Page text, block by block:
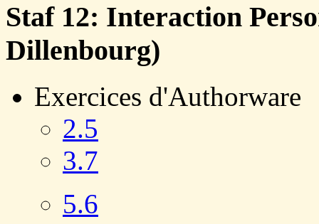
Staf 12: Interaction
Dillenbourg)
Exercices d'Authorware
2.5
3.7
5.6